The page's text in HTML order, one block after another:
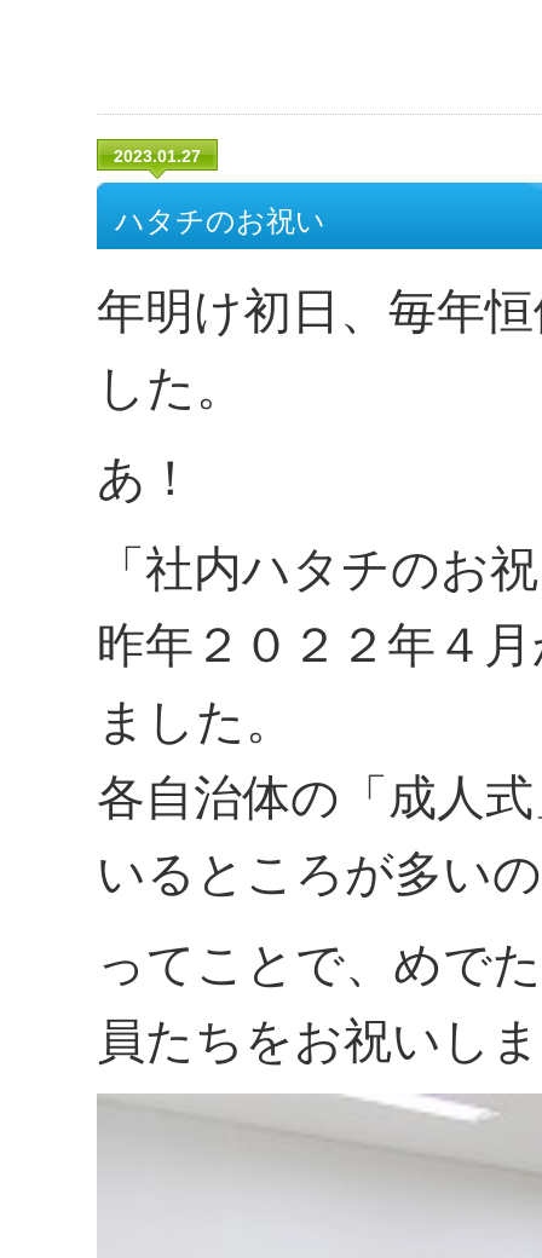
2023.01.27
ハタチのお祝い
年明け初日、毎年
した。
あ！
「社内ハタチのお
昨年２０２２年４
ました。
各自治体の「成人
いるところが多い
ってことで、めで
員たちをお祝いし